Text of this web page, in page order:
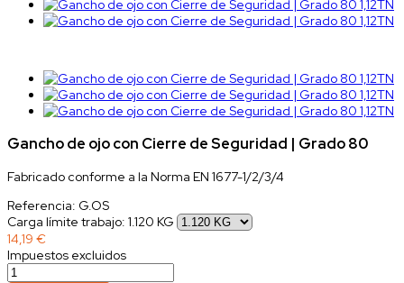
Gancho de ojo con Cierre de Seguridad | Grado 80
Fabricado conforme a la Norma EN 1677-1/2/3/4
Referencia: G.OS
Carga límite trabajo: 1.120 KG
14,19 €
Impuestos excluidos